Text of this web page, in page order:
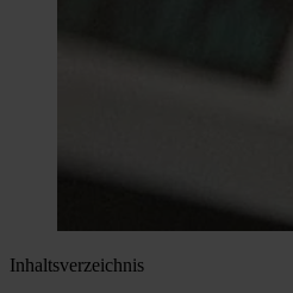
Inhaltsverzeichnis